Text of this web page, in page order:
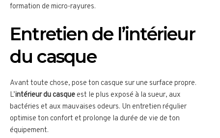
formation de micro-rayures.
Entretien de l’intérieur
du casque
Avant toute chose, pose ton casque sur une surface propre.
L’intérieur du casque est le plus exposé à la sueur, aux
bactéries et aux mauvaises odeurs. Un entretien régulier
optimise ton confort et prolonge la durée de vie de ton
équipement.